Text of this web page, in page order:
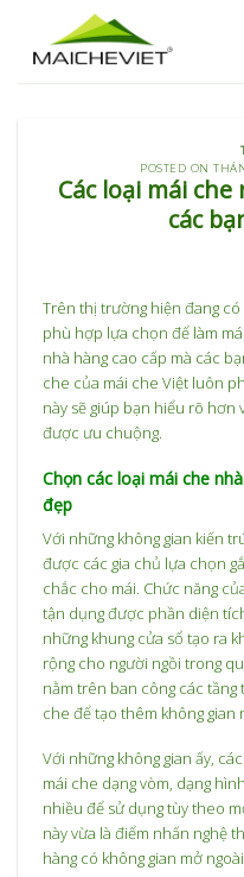
content
POSTED ON
Các loại mái
các
Trên thị trường hiện đang
phù hợp lựa chọn để làm
nhà hàng cao cấp mà các
che của mái che Việt luôn
này sẽ giúp bạn hiểu rõ hơn
được ưu chuộng.
Chọn các loại mái che
đẹp
Với những không gian kiến
được các gia chủ lựa chọn
chắc cho mái. Chức năng
tận dụng được phần diện
những khung cửa sổ tạo ra
rộng cho người ngồi trong
nằm trên ban công các
che để tạo thêm không gian
Với những không gian ấy,
mái che dạng vòm, dạng
nhiều để sử dụng tùy theo
này vừa là điểm nhấn nghệ
hàng có không gian mở